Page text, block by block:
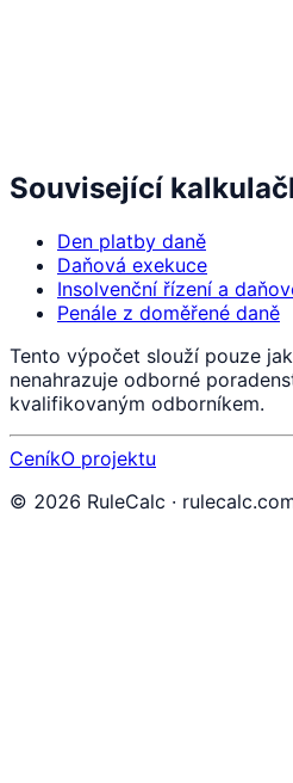
Související
Den platby daně
Daňová exekuce
Insolvenční řízení a
Penále z doměřené daně
Tento výpočet slouží pouze
nenahrazuje odborné
kvalifikovaným odborníkem.
CeníkO projektu
© 2026 RuleCalc ·